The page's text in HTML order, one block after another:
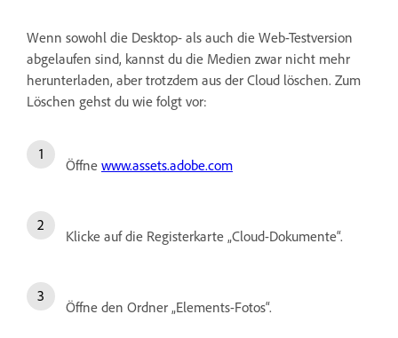
Wenn sowohl die Desktop- als auch die Web-Testversion
abgelaufen sind, kannst du die Medien zwar nicht mehr
herunterladen, aber trotzdem aus der Cloud löschen. Zum
Löschen gehst du wie folgt vor:
Öffne www.assets.adobe.com
Klicke auf die Registerkarte „Cloud-Dokumente“.
Öffne den Ordner „Elements-Fotos“.